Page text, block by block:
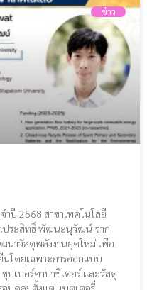
ข่าว
ำปี 2568 สาขาเทคโนโลยี
.ประสิทธิ์ พัฒนะนุวัฒน์ จาก
นาวัสดุพลังงานยุคใหม่ เพื่อ
โดยเฉพาะการออกแบบ
เปอร์คาปาซิเตอร์ และวัสดุ